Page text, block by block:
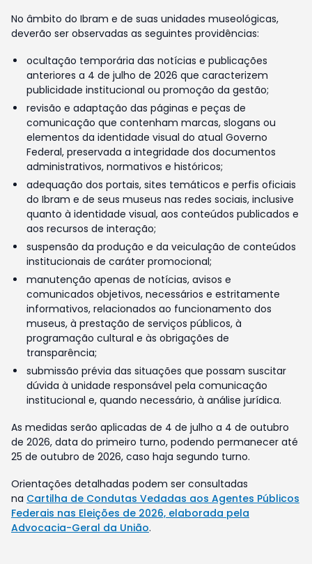
No âmbito do Ibram e de suas unidades museológicas,
deverão ser observadas as seguintes providências:
ocultação temporária das notícias e publicações
anteriores a 4 de julho de 2026 que caracterizem
publicidade institucional ou promoção da gestão;
revisão e adaptação das páginas e peças de
comunicação que contenham marcas, slogans ou
elementos da identidade visual do atual Governo
Federal, preservada a integridade dos documentos
administrativos, normativos e históricos;
adequação dos portais, sites temáticos e perfis oficiais
do Ibram e de seus museus nas redes sociais, inclusive
quanto à identidade visual, aos conteúdos publicados e
aos recursos de interação;
suspensão da produção e da veiculação de conteúdos
institucionais de caráter promocional;
manutenção apenas de notícias, avisos e
comunicados objetivos, necessários e estritamente
informativos, relacionados ao funcionamento dos
museus, à prestação de serviços públicos, à
programação cultural e às obrigações de
transparência;
submissão prévia das situações que possam suscitar
dúvida à unidade responsável pela comunicação
institucional e, quando necessário, à análise jurídica.
As medidas serão aplicadas de 4 de julho a 4 de outubro
de 2026, data do primeiro turno, podendo permanecer até
25 de outubro de 2026, caso haja segundo turno.
Orientações detalhadas podem ser consultadas
na Cartilha de Condutas Vedadas aos Agentes Públicos
Federais nas Eleições de 2026, elaborada pela
Advocacia-Geral da União.